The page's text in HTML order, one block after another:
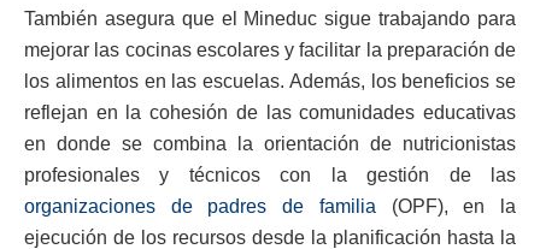
También asegura que el Mineduc sigue trabajando para
mejorar las cocinas escolares y facilitar la preparación de
los alimentos en las escuelas. Además, los beneficios se
reflejan en la cohesión de las comunidades educativas
en donde se combina la orientación de nutricionistas
profesionales y técnicos con la gestión de las
organizaciones de padres de familia (OPF), en la
ejecución de los recursos desde la planificación hasta la